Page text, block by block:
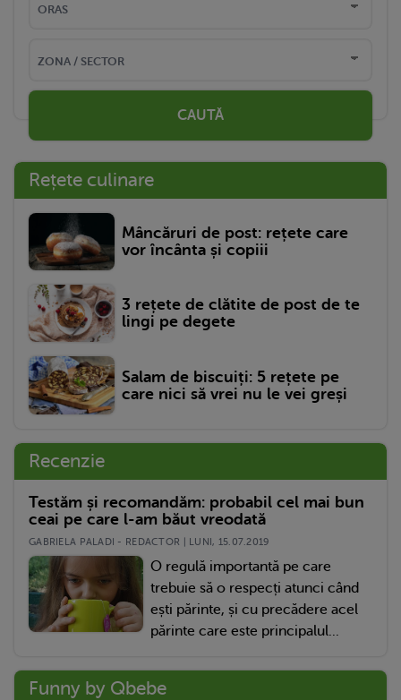
CAUTĂ
Rețete culinare
Mâncăruri de post: rețete care
vor încânta și copiii
3 rețete de clătite de post de te
lingi pe degete
Salam de biscuiți: 5 rețete pe
care nici să vrei nu le vei greși
Recenzie
Testăm și recomandăm: probabil cel mai bun
ceai pe care l-am băut vreodată
GABRIELA PALADI - REDACTOR | LUNI, 15.07.2019
O regulă importantă pe care
trebuie să o respecți atunci când
ești părinte, și cu precădere acel
părinte care este principalul...
Funny by Qbebe